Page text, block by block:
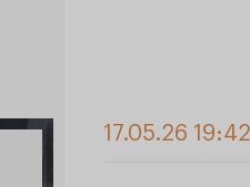
17.05.26